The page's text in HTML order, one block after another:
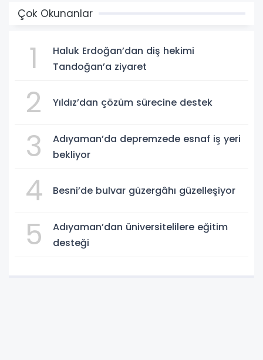
Çok Okunanlar
1
Haluk Erdoğan’dan diş hekimi
Tandoğan’a ziyaret
2 Yıldız’dan çözüm sürecine destek
3
Adıyaman’da depremzede esnaf iş yeri
bekliyor
4 Besni’de bulvar güzergâhı güzelleşiyor
5
Adıyaman’dan üniversitelilere eğitim
desteği